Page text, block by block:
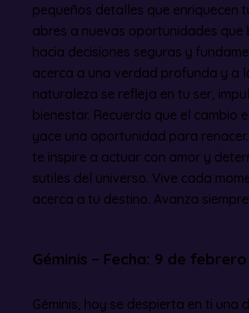
pequeños detalles que enriquecen
abres a nuevas oportunidades
hacia decisiones seguras y
acerca a una verdad profunda y a
naturaleza se refleja en tu ser,
bienestar. Recuerda que el cambio
yace una oportunidad para
te inspire a actuar con amor y
sutiles del universo. Vive cada
acerca a tu destino. Avanza
Géminis – Fecha: 9 de
Géminis, hoy se despierta en ti